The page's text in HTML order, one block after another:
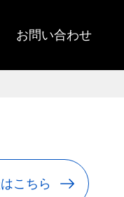
お問い合わせ
こちら